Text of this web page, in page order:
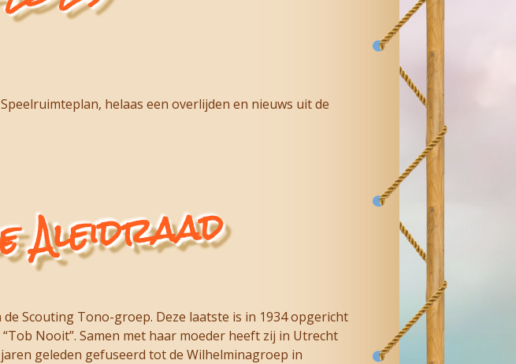
helaas een overlijden en nieuws uit de
Aleidraad
Scouting Tono-groep. Deze laatste is in 1934 opgericht
Nooit”. Samen met haar moeder heeft zij in Utrecht
geleden gefuseerd tot de Wilhelminagroep in